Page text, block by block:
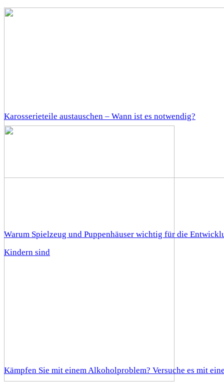
Karosserieteile austauschen – Wann ist es notwendig?
Warum Spielzeug und Puppenhäuser wichtig für die
Kindern sind
Kämpfen Sie mit einem Alkoholproblem? Versuche es mit